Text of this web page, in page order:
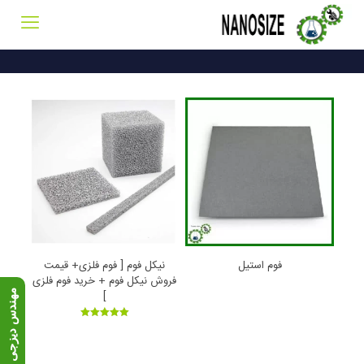
فوم استیل
نیکل فوم [ فوم فلزی+ قیمت
فروش نیکل فوم + خرید فوم فلزی
]
م
۹